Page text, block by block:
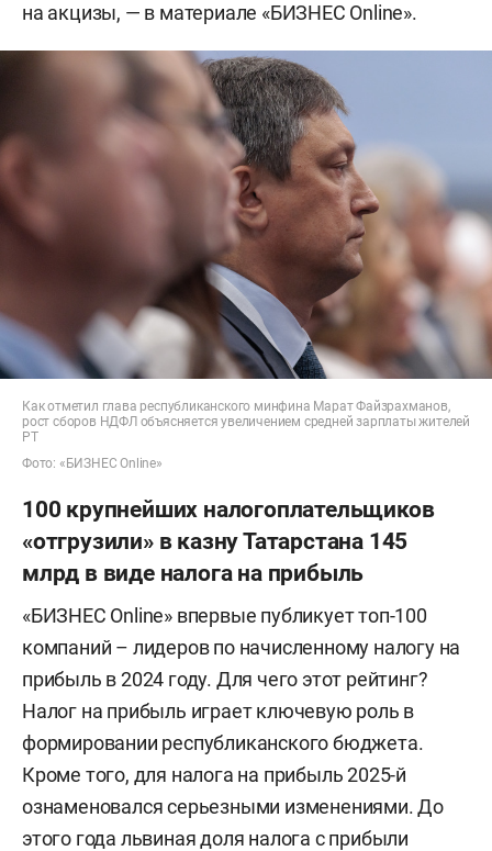
на акцизы, — в материале «БИЗНЕС Online».
Как отметил глава республиканского минфина Марат Файзрахманов,
рост сборов НДФЛ объясняется увеличением средней зарплаты жителей
РТ
Фото: «БИЗНЕС Online»
100 крупнейших налогоплательщиков
«отгрузили» в казну Татарстана 145
млрд в виде налога на прибыль
«БИЗНЕС Online» впервые публикует топ-100
компаний – лидеров по начисленному налогу на
прибыль в 2024 году. Для чего этот рейтинг?
Налог на прибыль играет ключевую роль в
формировании республиканского бюджета.
Кроме того, для налога на прибыль 2025-й
ознаменовался серьезными изменениями. До
этого года львиная доля налога с прибыли